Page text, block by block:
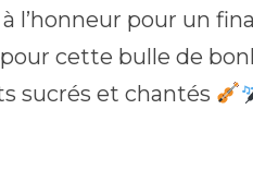
l’honneur pour un
cette bulle de
sucrés et chantés